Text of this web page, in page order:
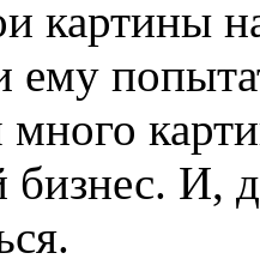
картины
ему
И,